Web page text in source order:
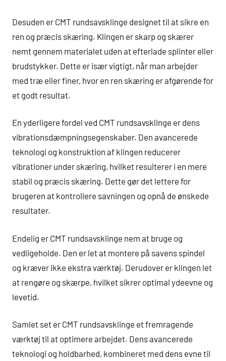
Desuden er CMT rundsavsklinge designet til at sikre en
ren og præcis skæring. Klingen er skarp og skærer
nemt gennem materialet uden at efterlade splinter eller
brudstykker. Dette er især vigtigt, når man arbejder
med træ eller finer, hvor en ren skæring er afgørende for
et godt resultat.
En yderligere fordel ved CMT rundsavsklinge er dens
vibrationsdæmpningsegenskaber. Den avancerede
teknologi og konstruktion af klingen reducerer
vibrationer under skæring, hvilket resulterer i en mere
stabil og præcis skæring. Dette gør det lettere for
brugeren at kontrollere savningen og opnå de ønskede
resultater.
Endelig er CMT rundsavsklinge nem at bruge og
vedligeholde. Den er let at montere på savens spindel
og kræver ikke ekstra værktøj. Derudover er klingen let
at rengøre og skærpe, hvilket sikrer optimal ydeevne og
levetid.
Samlet set er CMT rundsavsklinge et fremragende
værktøj til at optimere arbejdet. Dens avancerede
teknologi og holdbarhed, kombineret med dens evne til